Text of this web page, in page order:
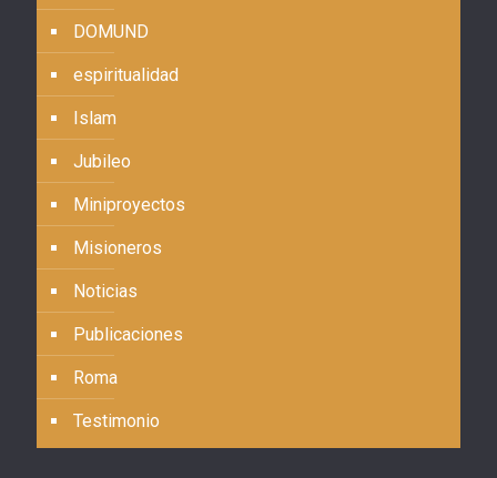
DOMUND
espiritualidad
Islam
Jubileo
Miniproyectos
Misioneros
Noticias
Publicaciones
Roma
Testimonio